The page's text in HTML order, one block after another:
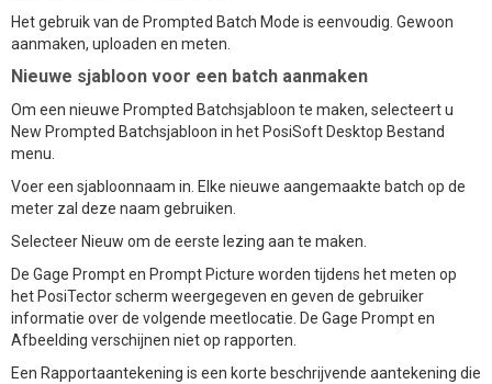
Het gebruik van de Prompted Batch Mode is eenvoudig. Gewoon
aanmaken, uploaden en meten.
Nieuwe sjabloon voor een batch aanmaken
Om een nieuwe Prompted Batchsjabloon te maken, selecteert u
New Prompted Batchsjabloon in het PosiSoft Desktop Bestand
menu.
Voer een sjabloonnaam in. Elke nieuwe aangemaakte batch op de
meter zal deze naam gebruiken.
Selecteer Nieuw om de eerste lezing aan te maken.
De Gage Prompt en Prompt Picture worden tijdens het meten op
het PosiTector scherm weergegeven en geven de gebruiker
informatie over de volgende meetlocatie. De Gage Prompt en
Afbeelding verschijnen niet op rapporten.
Een Rapportaantekening is een korte beschrijvende aantekening die